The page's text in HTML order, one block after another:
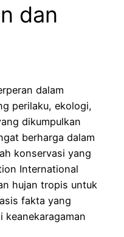
dan
dalam
perilaku, ekologi,
dikumpulkan
berharga dalam
konservasi yang
International
hujan tropis untuk
fakta yang
keanekaragaman